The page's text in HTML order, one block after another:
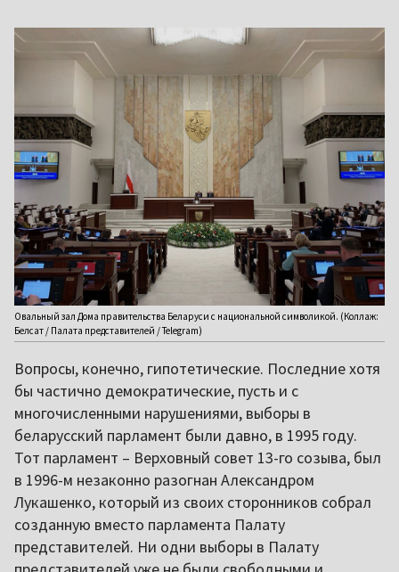
Овальный зал Дома правительства Беларуси с национальной символикой. (Коллаж:
Белсат / Палата представителей / Telegram)
Вопросы, конечно, гипотетические. Последние хотя
бы частично демократические, пусть и с
многочисленными нарушениями, выборы в
беларусский парламент были давно, в 1995 году.
Тот парламент – Верховный совет 13-го созыва, был
в 1996-м незаконно разогнан Александром
Лукашенко, который из своих сторонников собрал
созданную вместо парламента Палату
представителей. Ни одни выборы в Палату